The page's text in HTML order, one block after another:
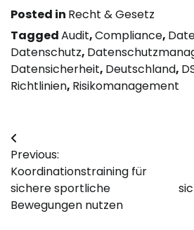
Posted in Recht & Gesetz
TaggedAudit,Compliance,
Datenschutz,
Datensicherheit, Deutschland,
Richtlinien, Risikomanagement
Post
navigation
Previous:
Koordinationstraining für
sichere sportliche
Bewegungen nutzen